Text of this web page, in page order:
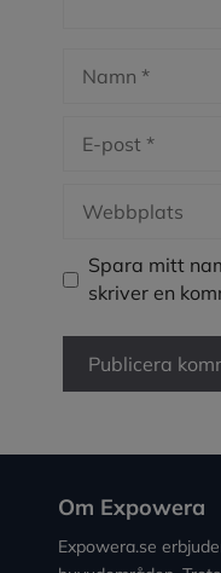
post
Spara mitt
skriver en
Om Expowera
Expowera.se